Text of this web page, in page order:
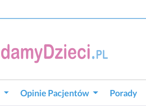
Opinie Pacjentów Porady